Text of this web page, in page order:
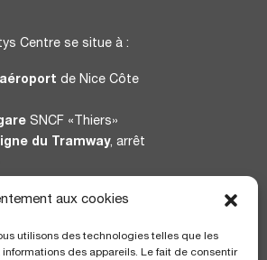
aux cookies
utilisons des technologies telles que les
des appareils. Le fait de consentir
Centre se situe à :
de Nice Côte
SNCF «Thiers»
du Tramway, arrêt